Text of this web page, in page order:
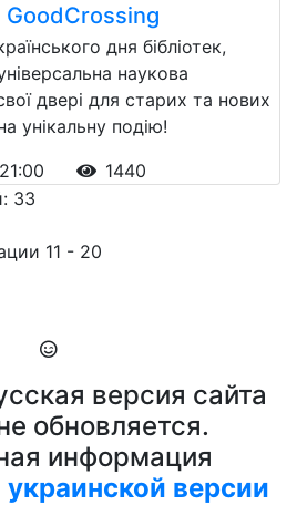
GoodCrossing
дня бібліотек,
наукова
двері для старих та нових
унікальну подію!
1440
33
11 - 20
версия сайта
обновляется.
информация
украинской версии